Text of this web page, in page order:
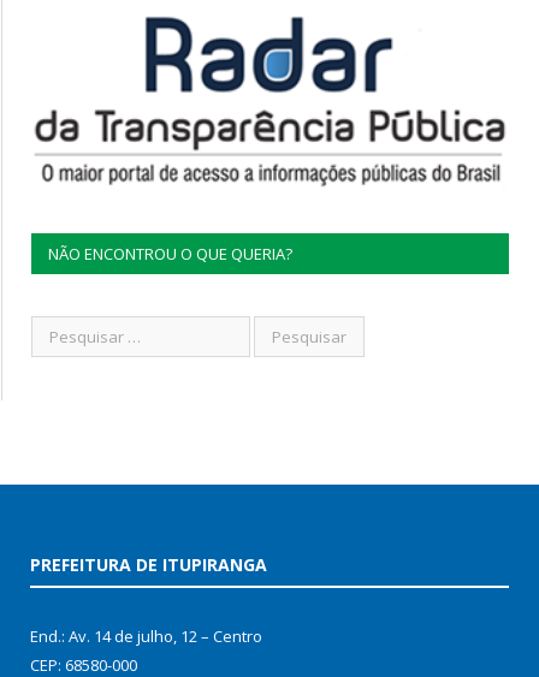
NÃO ENCONTROU O QUE QUERIA?
PREFEITURA DE ITUPIRANGA
End.: Av. 14 de julho, 12 – Centro
CEP: 68580-000